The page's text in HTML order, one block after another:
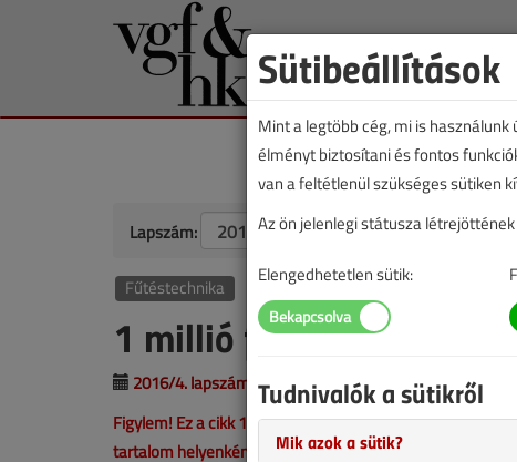
Lapszám:
Fűtéstechnika
1 millió forint kavitációs
2016/4. lapszám | Kardos Ferenc |
6030 |
Figylem! Ez a cikk 10 éve frissült utoljára. A benne
tartalom helyenként hiányos lehet (képek, táblázatok stb.).
Sütibeállítások
Mint a legtöbb cég, mi is
élményt biztosítani és fontos
van a feltétlenül szükséges sütiken
Az ön jelenlegi státusza
Elengedhetetlen sütik:
Tudnivalók a sütikről
Mik azok a sütik?